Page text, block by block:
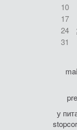
10
17
24
31
у